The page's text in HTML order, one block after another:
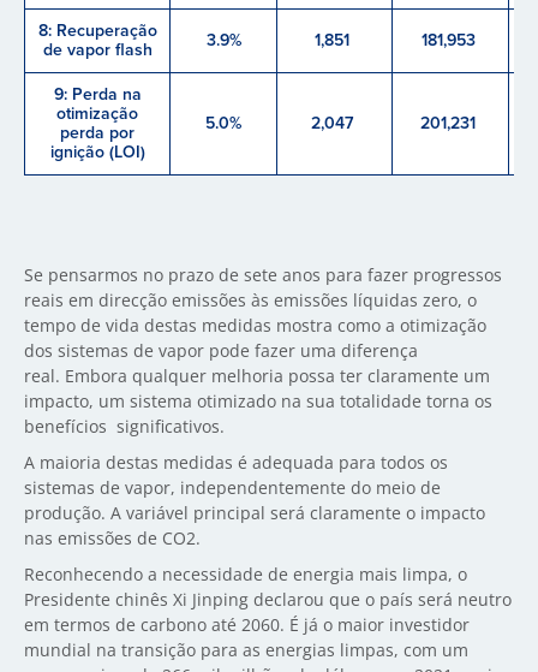
8: Recuperação
de vapor flash 3.9% 1,851 181,953
9: Perda na
otimização
perda por
ignição (LOI)
5.0% 2,047 201,231
Se pensarmos no prazo de sete anos para fazer progressos
reais em direcção emissões às emissões líquidas zero, o
tempo de vida destas medidas mostra como a otimização
dos sistemas de vapor pode fazer uma diferença
real. Embora qualquer melhoria possa ter claramente um
impacto, um sistema otimizado na sua totalidade torna os
benefícios significativos.
A maioria destas medidas é adequada para todos os
sistemas de vapor, independentemente do meio de
produção. A variável principal será claramente o impacto
nas emissões de CO2.
Reconhecendo a necessidade de energia mais limpa, o
Presidente chinês Xi Jinping declarou que o país será neutro
em termos de carbono até 2060. É já o maior investidor
mundial na transição para as energias limpas, com um